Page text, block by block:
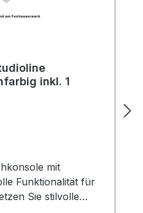
inkl. 1
mit
Funktionalität für
Sie stilvolle